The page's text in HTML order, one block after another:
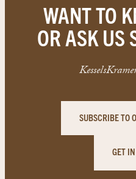
WANT TO
OR ASK US
SUBSCRIBE TO
GET